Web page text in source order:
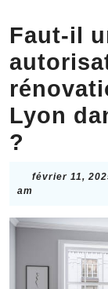
Faut-il
Lyon
?
février 11,
am